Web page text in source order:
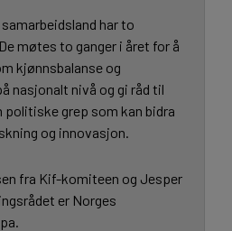
har to
møtes to ganger i året for å
kjønnsbalanse og
nasjonalt nivå og gi råd til
grep som kan bidra
og innovasjon.
fra Kif-komiteen og Jesper
er Norges